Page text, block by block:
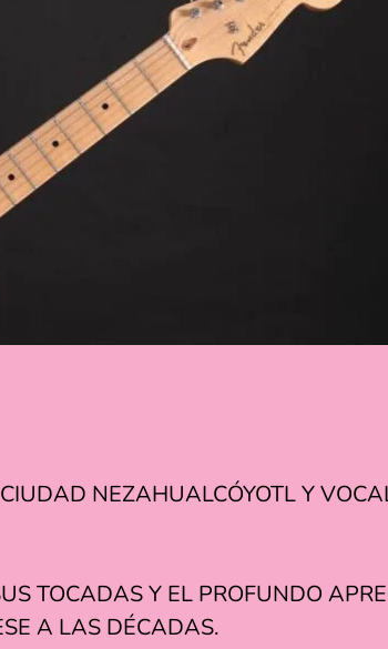
NEZAHUALCÓYOTL Y
TOCADAS Y EL PROFUNDO
A LAS DÉCADAS.